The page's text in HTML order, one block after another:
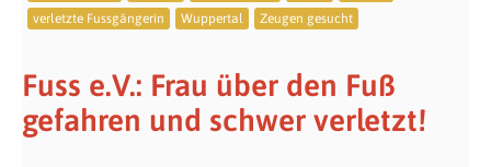
verletzte Fussgängerin
Wuppertal Zeugen gesucht
Fuss e.V.: Frau über den Fuß
gefahren und schwer verletzt!